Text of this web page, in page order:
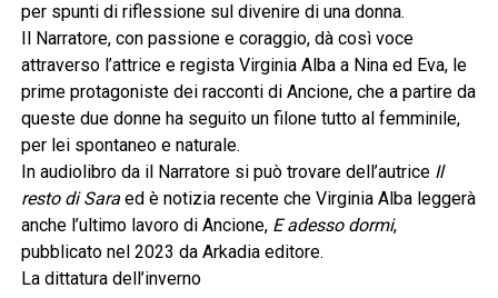
per spunti di riflessione sul divenire di una donna.
Il Narratore, con passione e coraggio, dà così voce
attraverso l’attrice e regista Virginia Alba a Nina ed Eva, le
prime protagoniste dei racconti di Ancione, che a partire da
queste due donne ha seguito un filone tutto al femminile,
per lei spontaneo e naturale.
In audiolibro da il Narratore si può trovare dell’autrice Il
resto di Saraed è notizia recente che Virginia Alba leggerà
anche l’ultimo lavoro di Ancione, E adesso dormi,
pubblicato nel 2023 da Arkadia editore.
La dittatura dell’inverno